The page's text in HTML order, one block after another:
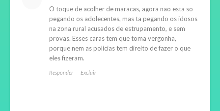
O toque de acolher de maracas, agora nao esta so
pegando os adolecentes, mas ta pegando os idosos
na zona rural acusados de estrupamento, e sem
provas. Esses caras tem que toma vergonha,
porque nem as policias tem direito de fazer o que
eles fizeram.
Responder Excluir